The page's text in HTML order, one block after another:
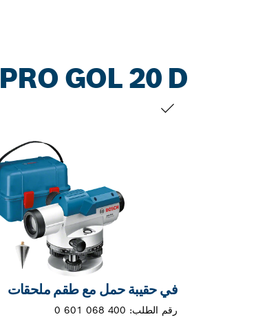
PRO GOL 20 D
في حقيبة حمل مع طقم ملحقات
رقم الطلب: 0 601 068 400